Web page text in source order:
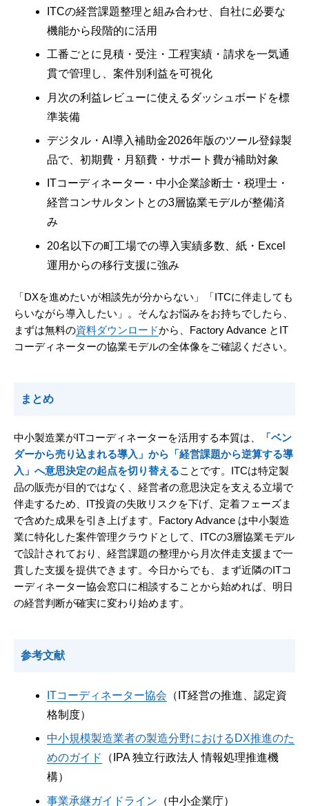
ITCの経営課題整理と組み合わせ、自社に必要な
機能から段階的に活用
工番ごとに見積・受注・工程実績・請求を一気通
貫で管理し、案件別利益を可視化
月次の利益レビューに使えるダッシュボードを標
準装備
デジタル・AI導入補助金2026年版のツール登録製
品で、初期費・月額費・サポート費が補助対象
ITコーディネーター・中小企業診断士・税理士・
経営コンサルタントとの3層協業モデルが整備済
み
20名以下の町工場での導入実績多数、紙・Excel
運用からの移行支援に強み
「DXを進めたいが相談先が分からない」「ITCに伴走しても
らいながら導入したい」。そんなお悩みをお持ちでしたら、
まずは無料の資料ダウンロードから、Factory Advance とIT
コーディネーターの協業モデルの全体像をご確認ください。
まとめ
中小製造業がITコーディネーターを活用する本質は、
「ベン
ダーから売り込まれる導入」から「経営課題から逆算する導
入」へ意思決定の起点を切り替えることです。ITCは特定製
品の販売が目的ではなく、経営者の意思決定を支える立場で
伴走するため、IT投資の失敗リスクを下げ、定着フェーズま
で含めた成果を引き上げます。Factory Advance は中小製造
業に特化した案件管理クラウドとして、ITCの3層協業モデル
で設計されており、経営課題の整理から月次伴走支援まで一
貫した支援を提供できます。今日からでも、まず近隣のITコ
ーディネーター協会窓口に相談することから始めれば、明日
の経営判断が確実に変わり始めます。
参考文献
ITコーディネーター協会 （IT経営の推進、認定資
格制度）
中小規模製造業者の製造分野におけるDX推進のた
めのガイド
（IPA 独立行政法人 情報処理推進機
構）
事業承継ガイドライン （中小企業庁）